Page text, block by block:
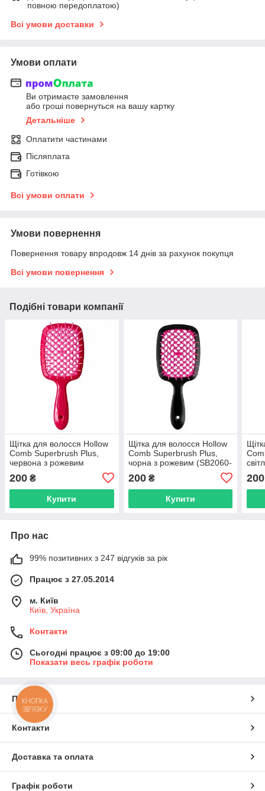
повною передоплатою)
Всі умови доставки
Умови оплати
Ви отримаєте замовлення
або гроші повернуться на вашу картку
Детальніше
Оплатити частинами
Післяплата
Готівкою
Всі умови оплати
Умови повернення
Повернення товару впродовж 14 днів за рахунок покупця
Всі умови повернення
Подібні товари компанії
Щітка для волосся Hollow
Comb Superbrush Plus,
червона з рожевим
200 ₴
Купити
Щітка для волосся Hollow
Comb Superbrush Plus,
чорна з рожевим (SB2060-
200₴
Купити
200
Про нас
99% позитивних з 247 відгуків за рік
Працює з 27.05.2014
м. Київ
Київ, Україна
Контакти
Сьогодні працює з 09:00 до 19:00
Показати весь графік роботи
Про нас
Контакти
Доставка та оплата
Графік роботи
КНОПКА
ЗВ'ЯЗКУ